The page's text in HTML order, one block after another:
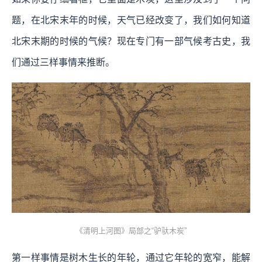
题，在北宋末年的时候，天气已经改变了，我们如何知道
北宋末期的时候的气候？现在专门有一部气候考古史，我
们通过三样事情来推断。
《清明上河图》局部之“驴驮木炭”
第一样事情是树木生长的年轮，通过它年轮的宽窄，能解